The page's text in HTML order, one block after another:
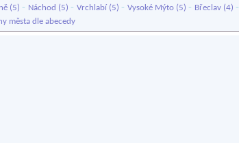
(5) - Náchod (5) - Vrchlabí (5) - Vysoké Mýto (5) - Břeclav (4) -
města dle abecedy